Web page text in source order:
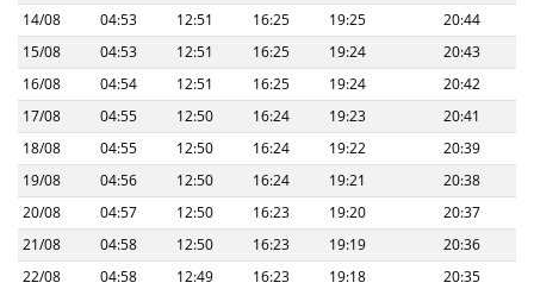
14/08
04:53 12:51 16:25 19:25
20:44
15/08
04:53 12:51 16:25 19:24
20:43
16/08
04:54 12:51 16:25 19:24
20:42
17/08
04:55 12:50 16:24 19:23
20:41
18/08
04:55 12:50 16:24 19:22
20:39
19/08
04:56 12:50 16:24 19:21
20:38
20/08
04:57 12:50 16:23 19:20
20:37
21/08
04:58 12:50 16:23 19:19
20:36
22/08
04:58 12:49 16:23 19:18
20:35